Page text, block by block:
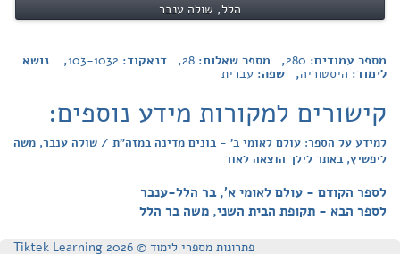
הלל, שולה ענבר
מספר עמודים: 280, מספר שאלות: 28, דנאקוד: 103-1032, נושא
לימוד: היסטוריה, שפה: עברית
קישורים למקורות מידע נוספים:
למידע על הספר: עולם לאומי ב' - בונים מדינה במזה"ת / שולה ענבר, משה
ליפשיץ, באתר לילך הוצאה לאור
לספר הקודם - עולם לאומי א', בר הלל-ענבר
לספר הבא - תקופת הבית השני, משה בר הלל
פתרונות מספרי לימוד © Tiktek Learning 2026